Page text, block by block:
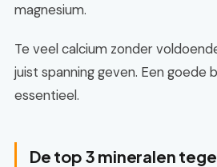
magnesium.
Te veel calcium zonder
juist spanning geven. Een goede
essentieel.
De top 3 mineralen